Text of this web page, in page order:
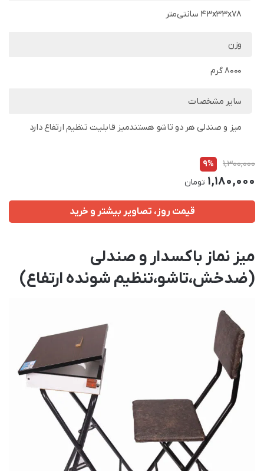
43x33x78 سانتی‌متر
وزن
8000 گرم
سایر مشخصات
میز و صندلی هر دو تاشو هستندمیز قابلیت تنظیم ارتفاع دارد
1,300,000
9%
1,180,000 تومان
قیمت روز، تصاویر بیشتر و خرید
میز نماز باکسدار و صندلی
(ضدخش،تاشو،تنظیم شونده ارتفاع)